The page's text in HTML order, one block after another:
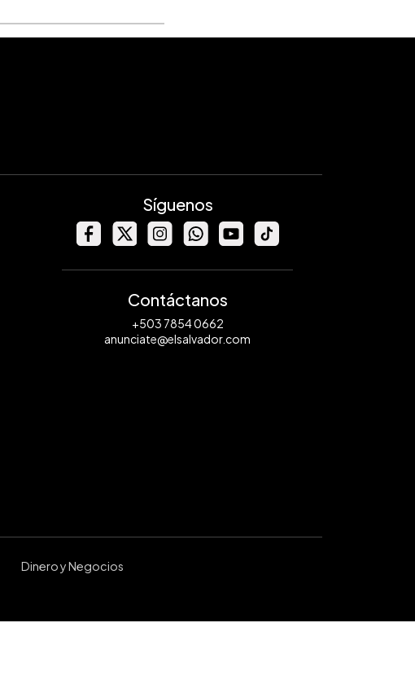
Síguenos
Contáctanos
+503 7854 0662
anunciate@elsalvador.com
Dinero y Negocios